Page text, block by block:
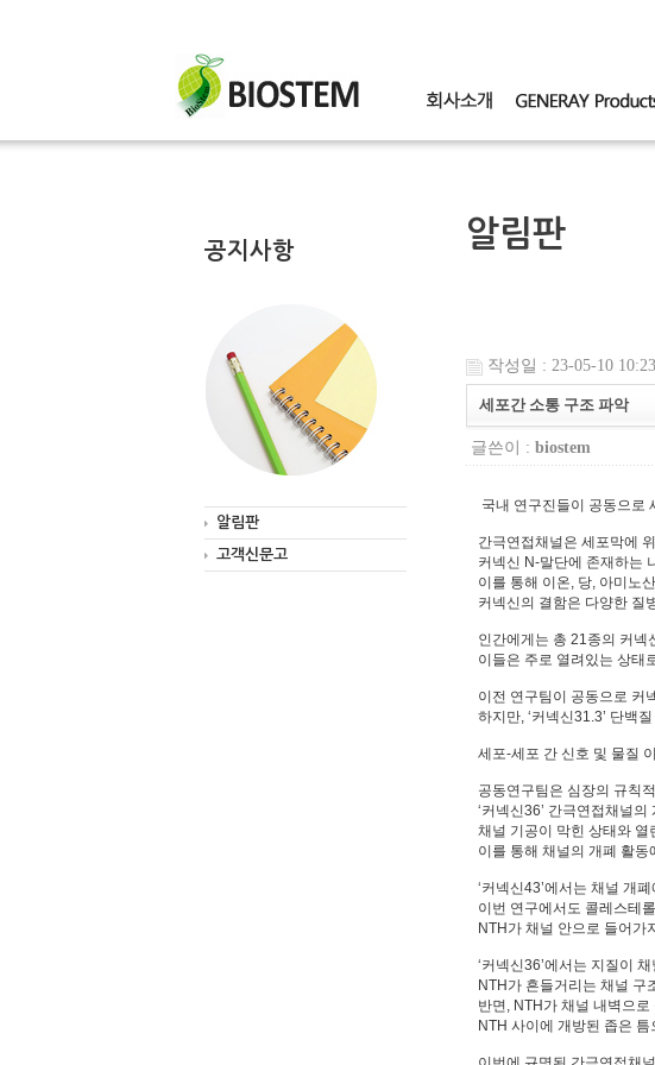
공지사항
알림판
고객신문고
알림판
작성일 : 23-05-10 10:23
세포간 소통 구조 파악
글쓴이 : biostem
국내 연구진들이 공동으로
간극연접채널은 세포막에
커넥신 N-말단에 존재하는
이를 통해 이온, 당, 아미노
커넥신의 결함은 다양한 질
인간에게는 총 21종의 커넥
이들은 주로 열려있는 상태
이전 연구팀이 공동으로 커
하지만, ‘커넥신31.3’ 단백
세포-세포 간 신호 및 물질
공동연구팀은 심장의 규칙
‘커넥신36’ 간극연접채널
채널 기공이 막힌 상태와
이를 통해 채널의 개폐 활
‘커넥신43’에서는 채널 개
이번 연구에서도 콜레스테
NTH가 채널 안으로 들어가
‘커넥신36’에서는 지질이
NTH가 흔들거리는 채널 구
반면, NTH가 채널 내벽으
NTH 사이에 개방된 좁은